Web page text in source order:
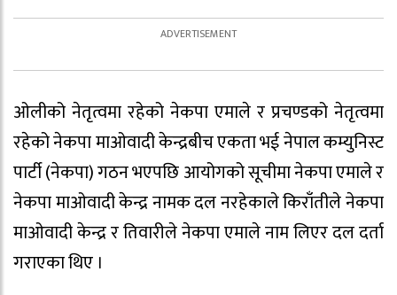
ओलीको नेतृत्वमा रहेको नेकपा एमाले र प्रचण्डको नेतृत्वमा
रहेको नेकपा माओवादी केन्द्रबीच एकता भई नेपाल कम्युनिस्ट
पार्टी (नेकपा) गठन भएपछि आयोगको सूचीमा नेकपा एमाले र
नेकपा माओवादी केन्द्र नामक दल नरहेकाले किराँतीले नेकपा
माओवादी केन्द्र र तिवारीले नेकपा एमाले नाम लिएर दल दर्ता
गराएका थिए ।